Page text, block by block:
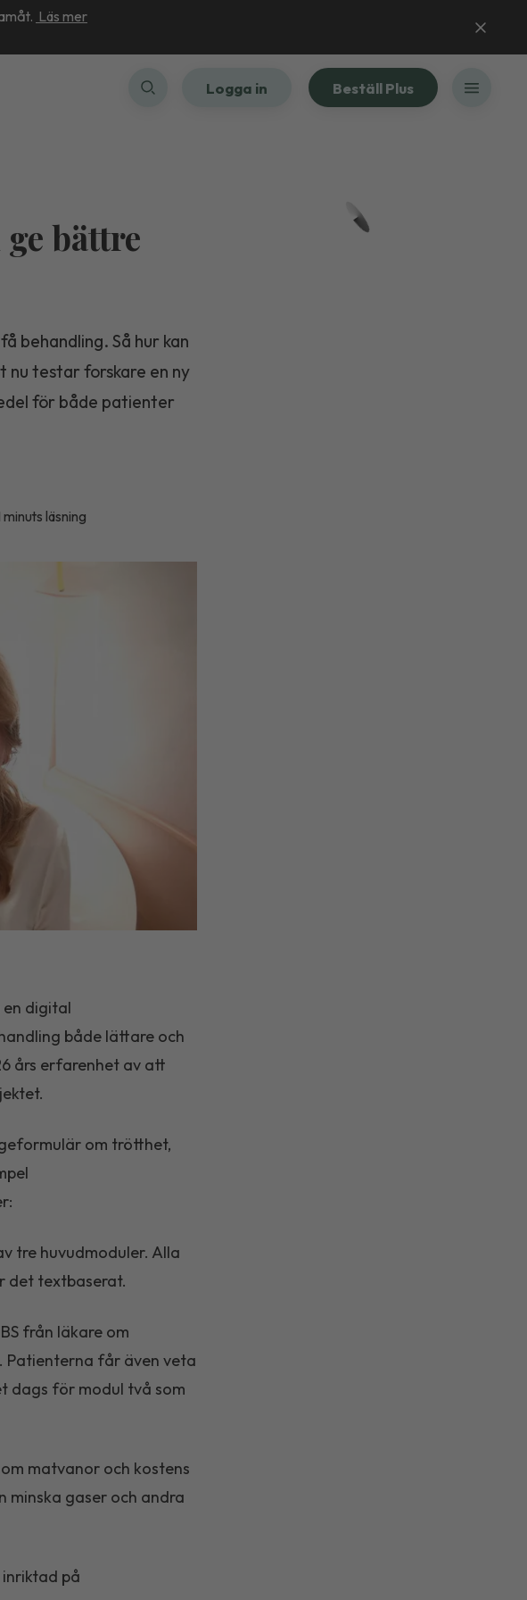
Läs mer
Logga in Beställ Plus
bättre
behandling. Så hur kan
nu testar forskare en ny
för både patienter
minuts läsning
digital
både lättare och
års erfarenhet av att
om trötthet,
tre huvudmoduler. Alla
det textbaserat.
från läkare om
Patienterna får även veta
dags för modul två som
matvanor och kostens
minska gaser och andra
på